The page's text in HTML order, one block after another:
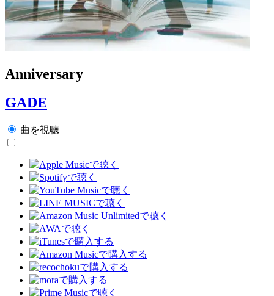
Anniversary
GADE
曲を視聴